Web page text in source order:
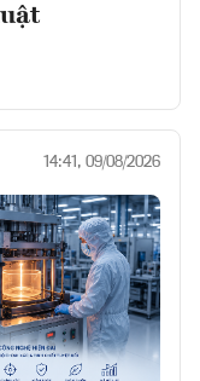
14:41, 09/08/2026